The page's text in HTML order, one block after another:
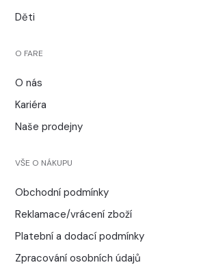
Děti
O FARE
O nás
Kariéra
Naše prodejny
VŠE O NÁKUPU
Obchodní podmínky
Reklamace/vrácení zboží
Platební a dodací podmínky
Zpracování osobních údajů